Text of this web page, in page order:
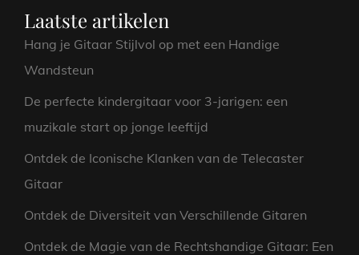
Laatste artikelen
Hang je Gitaar Stijlvol op met een Handige
Wandsteun
De perfecte kindergitaar voor 3-jarigen: een
muzikale start op jonge leeftijd
Ontdek de Iconische Klanken van de Telecaster
Gitaar
Ontdek de Diversiteit van Verschillende Gitaren
Ontdek de Magie van de Rechtshandige Gitaar: Een